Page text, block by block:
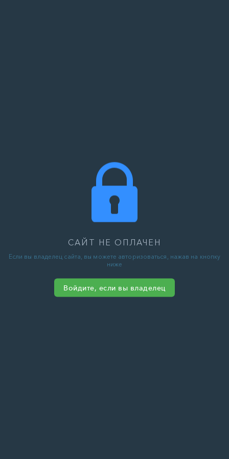
САЙТ НЕ ОПЛАЧЕН
Если вы владелец сайта, вы можете авторизоваться, нажав на кнопку
ниже
Войдите, если вы владелец